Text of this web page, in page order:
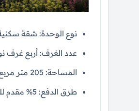
نوع الوحدة: شقة
عدد الغرف: أربع غرف
المساحة: 205 متر مربع.
طرق الدفع: 5% مقدم للحجز و أيضا يوجد إمكانية لتقسيط الباقي علي 10 سنوات بدون فوائد.